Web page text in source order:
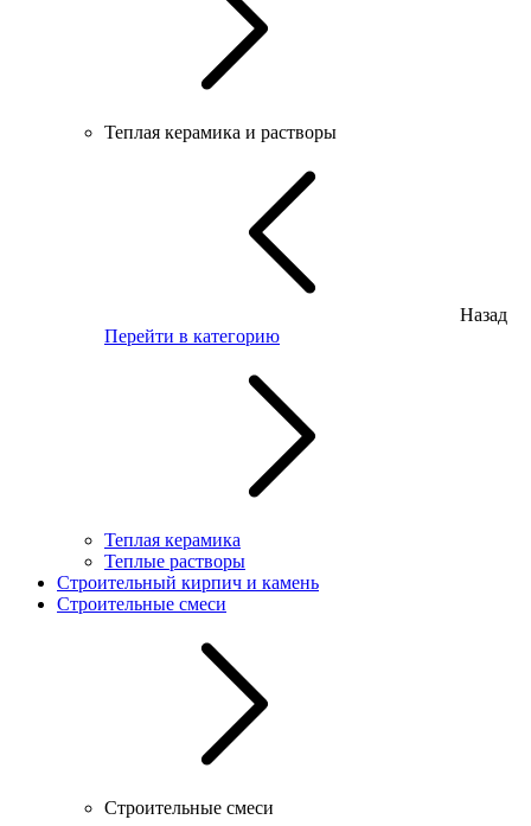
Теплая керамика и растворы
Назад
Перейти в категорию
Теплая керамика
Теплые растворы
Строительный кирпич и камень
Строительные смеси
Строительные смеси